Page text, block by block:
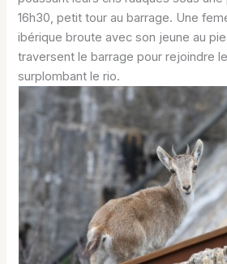
16h30, petit tour au barrage. Une
ibérique broute avec son jeune au
traversent le barrage pour rejoindre
surplombant le rio.